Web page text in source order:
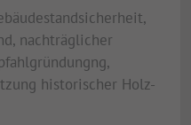
nachträglicher
historischer Holz-